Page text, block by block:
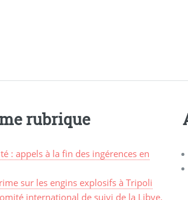
rubrique
: appels à la fin des ingérences en
sur les engins explosifs à Tripoli
international de suivi de la Libye.